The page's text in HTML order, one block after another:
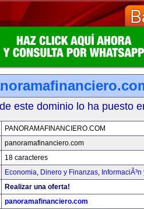
este dominio lo ha puesto
PANORAMAFINANCIERO.COM
panoramafinanciero.com
18 caracteres
Economia, Dinero y Finanzas,
Realizar una oferta!
panoramafinanciero.com